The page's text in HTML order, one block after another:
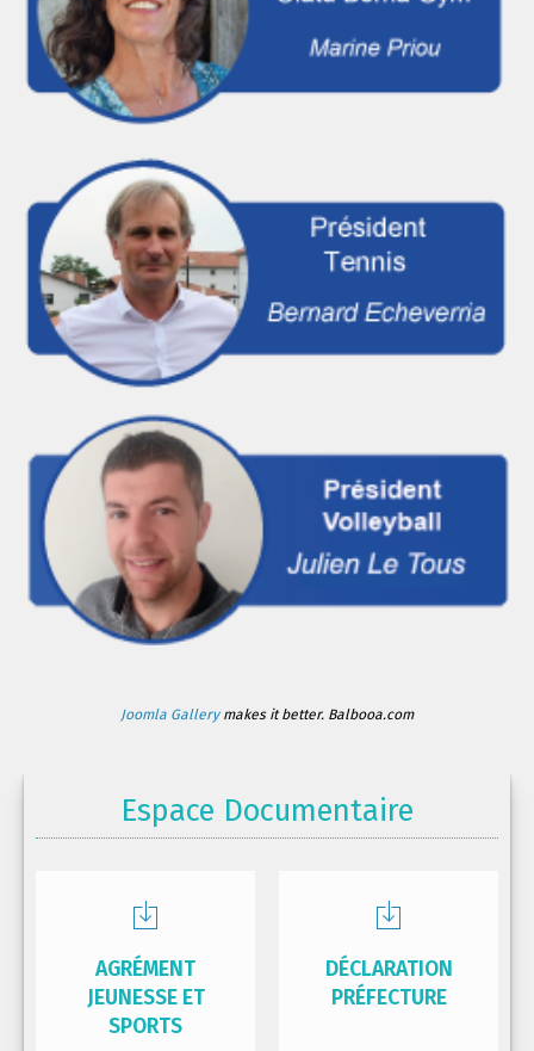
Joomla Gallerymakes it better. Balbooa.com
Espace Documentaire
AGRÉMENT
JEUNESSE ET
SPORTS
DÉCLARATION
PRÉFECTURE